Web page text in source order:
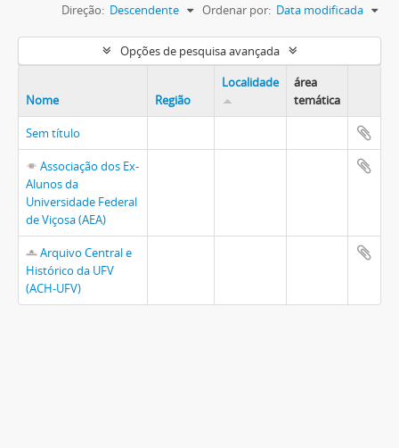
Ordenar por: Data modificada
Direção: Descendente
Opções de pesquisa avançada
Nome Região
Localidade
área
temática
Sem título
Associação dos Ex-
Alunos da
Universidade Federal
de Viçosa (AEA)
Arquivo Central e
Histórico da UFV
(ACH-UFV)